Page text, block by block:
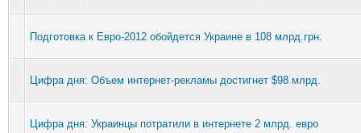
Подготовка к Евро-2012 обойдется Украине в 108 млрд.грн.
Цифра дня: Объем интернет-рекламы достигнет $98 млрд.
Цифра дня: Украинцы потратили в интернете 2 млрд. евро